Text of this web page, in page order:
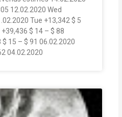
12.02.2020 Wed
Tue +13,342 $ 5
$ 14 – $ 88
15 – $ 91 06.02.2020
04.02.2020